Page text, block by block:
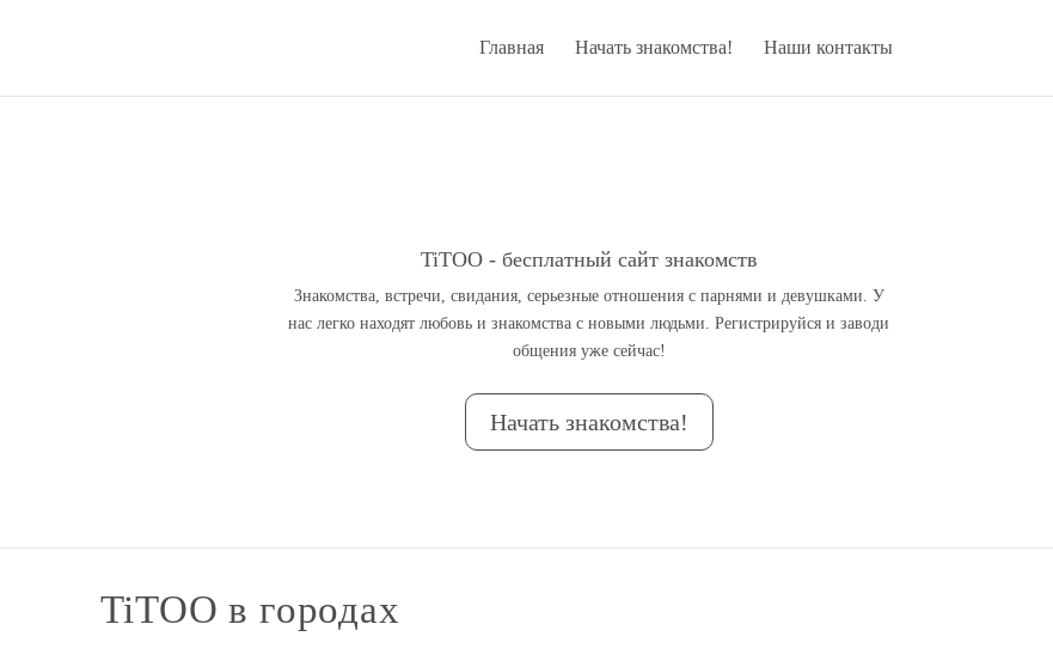
Главная Начать знакомства! Наши контакты
TiTOO - бесплатный сайт знакомств
Знакомства, встречи, свидания, серьезные отношения с парнями и девушками. У
нас легко находят любовь и знакомства с новыми людьми. Регистрируйся и заводи
общения уже сейчас!
Начать знакомства!
TiTOO в городах